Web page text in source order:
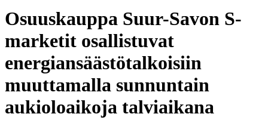
Osuuskauppa Suur-Savon S-
marketit osallistuvat
energiansäästötalkoisiin
muuttamalla sunnuntain
aukioloaikoja talviaikana